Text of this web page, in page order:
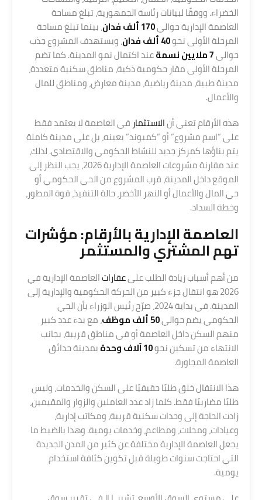
الخضراء. ووفقًا لبيانات رئاسة الجمهورية، تبلغ مساحة
العاصمة الإدارية حوالي170 ألف فدان
، بينما تبلغ مساحة
المرحلة الأولى نحو40 ألف فدان
، ويستهدف المشروع جذب
حوالي7 ملايين نسمة
عند اكتمال نمو المدينة. كما تضم
المرحلة الأولى مقار حكومية ذكية، مناطق سكنية متعددة،
مدينة طبية، مدينة رياضية، مدينة معارض، ومناطق للمال
والأعمال.
هذه الأرقام تعني أنالاستثمار في العاصمة لا يعتمد فقط
على “اسم مشروع” أو “كمبوند” بعينه، بل على مدينة كاملة
يتم بناؤها كمركز جديد للنشاط الحكومي والاقتصادي. لذلك،
عند مقارنة مشروعات العاصمة الإدارية 2026، يجب النظر إلى
الموقع داخل المدينة، قرب المشروع من الحي الحكومي أو
حي المال والأعمال أو النهر الأخضر، حالة التنفيذ، قوة المطور،
وخطة السداد.
العاصمة الإدارية بالأرقام: مؤشرات
تهم المشتري والمستثمر
من أهم أسباب زيادة الطلب علىعقاراتالعاصمة الإدارية في
2026 هو انتقال جزء كبير من الحركة الحكومية والإدارية إلى
المدينة. في بداية 2024، صرّح رئيس الوزراء بأن الحي
الحكومي يضم حوالي50 ألف موظف
، مع بدء عدد كبير
منهم السكن داخل العاصمة أو في مناطق قريبة، بجانب
الانتهاء من تسكين نحو10 آلاف وحدة
بمدينة حدائق
العاصمة المجاورة.
هذا الانتقال خلق طلبًا حقيقيًا على السكن والخدمات، وليس
طلبًا مضاربيًا فقط. كلما زاد عدد العاملين والزوار والمقيمين،
زادت الحاجة إلى وحدات سكنية قريبة، ومكاتب إدارية،
وعيادات، ومحلات، ومطاعم، وخدمات يومية. وهذا بالضبط ما
يجعل العاصمة الإدارية مختلفة عن كثير من المدن الجديدة
التي احتاجت سنوات طويلة قبل تكوين كثافة استخدام
يومية.